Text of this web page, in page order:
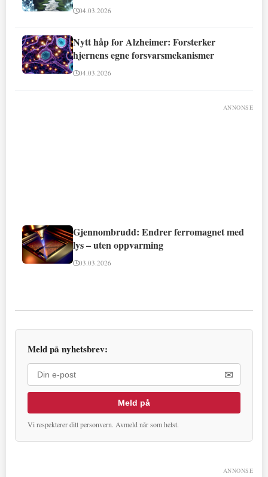
04.03.2026
Nytt håp for Alzheimer: Forsterker
hjernens egne forsvarsmekanismer
04.03.2026
ANNONSE
Gjennombrudd: Endrer ferromagnet med
lys – uten oppvarming
03.03.2026
Meld på nyhetsbrev:
✉
Meld på
Vi respekterer ditt personvern. Avmeld når som helst.
ANNONSE